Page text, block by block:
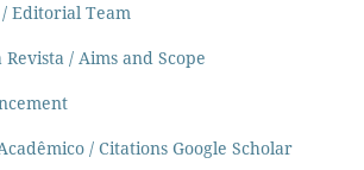
Editorial Team
Revista / Aims and Scope
/ Citations Google Scholar